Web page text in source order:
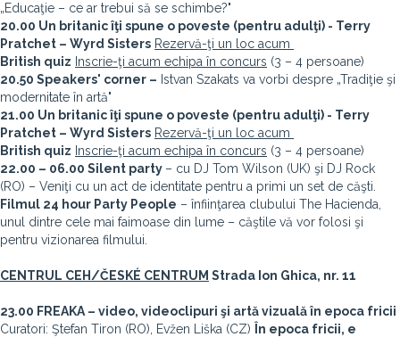
„Educaţie – ce ar trebui să se schimbe?"
20.00 Un britanic îţi spune o poveste (pentru adulţi) - Terry
Pratchet – Wyrd Sisters Rezervă-ţi un loc acum
British quiz Inscrie-ţi acum echipa în concurs (3 – 4 persoane)
20.50 Speakers' corner – Istvan Szakats va vorbi despre „Tradiţie şi
modernitate în artă"
21.00 Un britanic îţi spune o poveste (pentru adulţi) - Terry
Pratchet – Wyrd Sisters Rezervă-ţi un loc acum
British quiz Inscrie-ţi acum echipa în concurs (3 – 4 persoane)
22.00 – 06.00 Silent party – cu DJ Tom Wilson (UK) şi DJ Rock
(RO) – Veniţi cu un act de identitate pentru a primi un set de căşti.
Filmul 24 hour Party People – înfiinţarea clubului The Hacienda,
unul dintre cele mai faimoase din lume – căştile vă vor folosi şi
pentru vizionarea filmului.
CENTRUL CEH/ČESKÉ CENTRUM Strada Ion Ghica, nr. 11
23.00 FREAKA – video, videoclipuri şi artă vizuală în epoca fricii
Curatori: Ştefan Tiron (RO), Evžen Liška (CZ)
În epoca fricii, e